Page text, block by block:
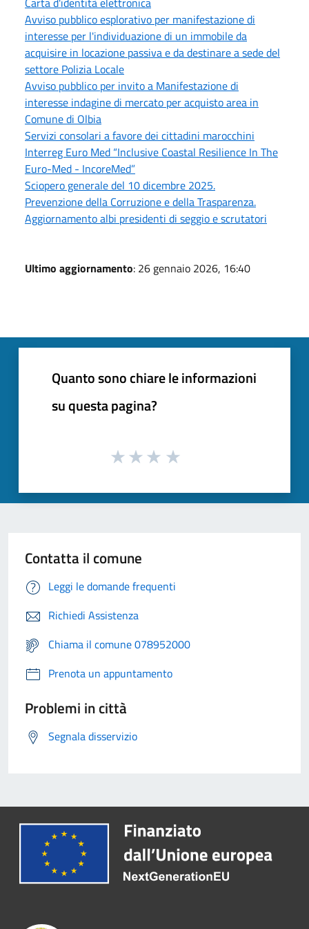
Avviso pubblico esplorativo per manifestazione di
interesse per l'individuazione di un immobile da
acquisire in locazione passiva e da destinare a sede del
settore Polizia Locale
Avviso pubblico per invito a Manifestazione di
interesse indagine di mercato per acquisto area in
Comune di Olbia
Servizi consolari a favore dei cittadini marocchini
Interreg Euro Med “Inclusive Coastal Resilience In The
Euro-Med - IncoreMed”
Sciopero generale del 10 dicembre 2025.
Prevenzione della Corruzione e della Trasparenza.
Aggiornamento albi presidenti di seggio e scrutatori
Ultimo aggiornamento: 26 gennaio 2026, 16:40
Quanto sono chiare le informazioni
su questa pagina?
Contatta il comune
Leggi le domande frequenti
Richiedi Assistenza
Chiama il comune 078952000
Prenota un appuntamento
Problemi in città
Segnala disservizio